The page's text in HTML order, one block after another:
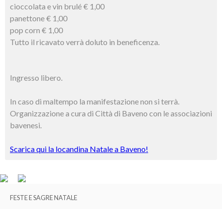
cioccolata e vin brulé € 1,00
panettone € 1,00
pop corn € 1,00
Tutto il ricavato verrà doluto in beneficenza.
Ingresso libero.
In caso di maltempo la manifestazione non si terrà.
Organizzazione a cura di Città di Baveno con le associazioni
bavenesi.
Scarica qui la locandina Natale a Baveno!
FESTE E SAGRE NATALE